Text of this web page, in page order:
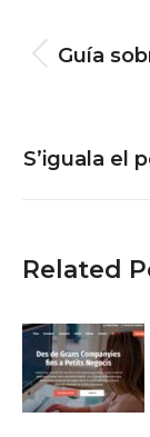
Guía
S’iguala el
Related